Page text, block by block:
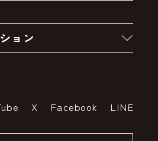
ョン
X Facebook LINE